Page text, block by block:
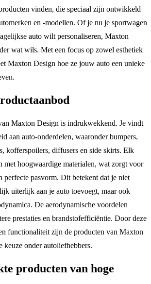
vinden, die speciaal zijn ontwikkeld
en -modellen. Of je nu je sportwagen
auto wilt personaliseren, Maxton
wat wils. Met een focus op zowel esthetiek
Maxton Design hoe ze jouw auto een unieke
Maxton Design is indrukwekkend. Je vindt
aan auto-onderdelen, waaronder bumpers,
kofferspoilers, diffusers en side skirts. Elk
met hoogwaardige materialen, wat zorgt voor
perfecte pasvorm. Dit betekent dat je niet
uiterlijk aan je auto toevoegt, maar ook
De aerodynamische voordelen
prestaties en brandstofefficiëntie. Door deze
functionaliteit zijn de producten van Maxton
keuze onder autoliefhebbers.
producten van hoge